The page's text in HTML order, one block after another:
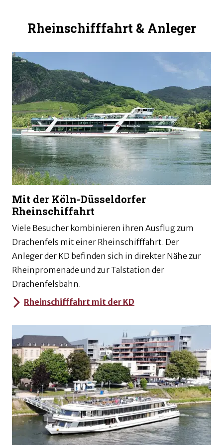
Rheinschifffahrt & Anleger
Mit der Köln-Düsseldorfer
Rheinschiffahrt
Viele Besucher kombinieren ihren Ausflug zum
Drachenfels mit einer Rheinschifffahrt. Der
Anleger der KD befinden sich in direkter Nähe zur
Rheinpromenade und zur Talstation der
Drachenfelsbahn.
Rheinschifffahrt mit der KD